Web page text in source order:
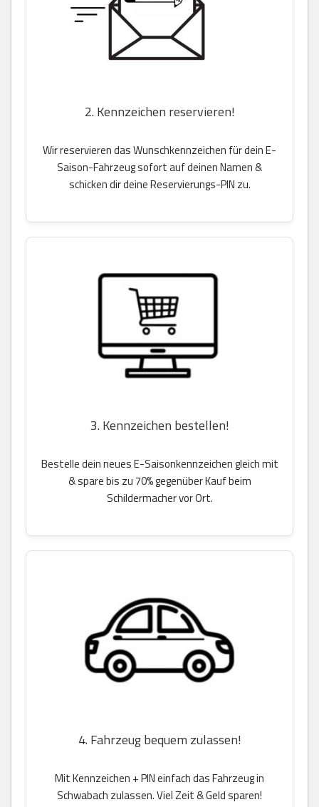
2. Kennzeichen reservieren!
Wir reservieren das Wunschkennzeichen für dein E-
Saison-Fahrzeug sofort auf deinen Namen &
schicken dir deine Reservierungs-PIN zu.
3. Kennzeichen bestellen!
Bestelle dein neues E-Saisonkennzeichen gleich mit
& spare bis zu 70% gegenüber Kauf beim
Schildermacher vor Ort.
4. Fahrzeug bequem zulassen!
Mit Kennzeichen + PIN einfach das Fahrzeug in
Schwabach zulassen. Viel Zeit & Geld sparen!